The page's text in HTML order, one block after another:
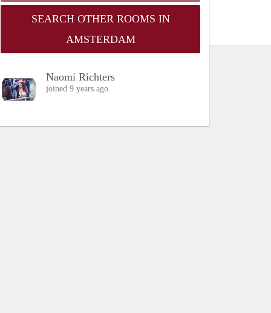
SEARCH OTHER ROOMS IN
AMSTERDAM
Naomi Richters
joined 9 years ago